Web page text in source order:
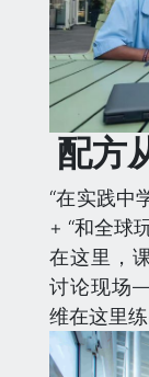
配方
“在实践中
+ “和全球
在这里，
讨论现场
维在这里练